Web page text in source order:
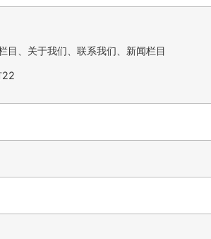
目、关于我们、联系我们、新闻栏目
22